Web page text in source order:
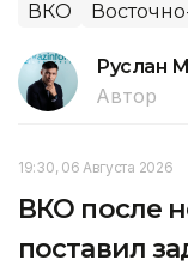
ВКО
Руслан
Автор
19:30, 06 Августа 2026
ВКО после
поставил